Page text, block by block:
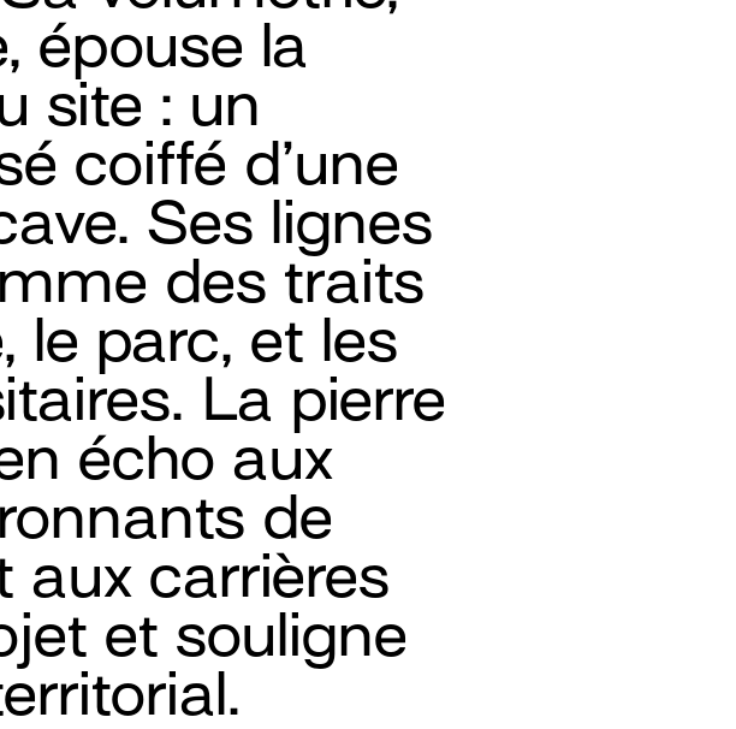
épouse la
site : un
coiffé d’une
Ses lignes
des traits
le parc, et les
La pierre
écho aux
de
aux carrières
et souligne